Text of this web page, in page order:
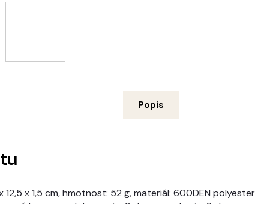
Popis
12,5 x 1,5 cm, hmotnost: 52 g, materiál: 600DEN